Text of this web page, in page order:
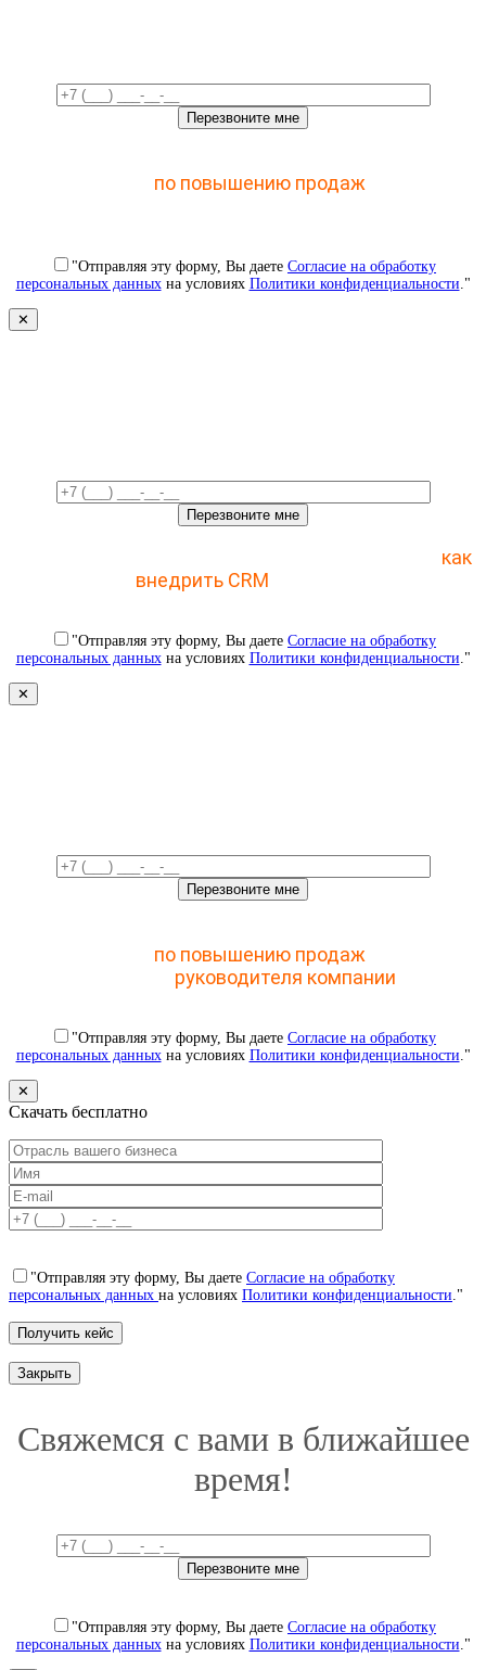
по повышению продаж
"Отправляя эту форму, Вы даете Согласие на обработку
персональных данныхна условиях Политики конфиденциальности ."
✕
как
внедрить CRM
"Отправляя эту форму, Вы даете Согласие на обработку
персональных данныхна условиях Политики конфиденциальности ."
✕
по повышению продаж
руководителя компании
"Отправляя эту форму, Вы даете Согласие на обработку
персональных данныхна условиях Политики конфиденциальности ."
✕
Скачать бесплатно
"Отправляя эту форму, Вы даете Согласие на обработку
персональных данных на условиях Политики конфиденциальности ."
Закрыть
Свяжемся с вами в ближайшее
время!
"Отправляя эту форму, Вы даете Согласие на обработку
персональных данныхна условиях Политики конфиденциальности ."